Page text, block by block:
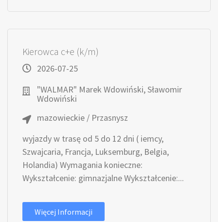
Kierowca c+e (k/m)
2026-07-25
"WALMAR" Marek Wdowiński, Sławomir
Wdowiński
mazowieckie / Przasnysz
wyjazdy w trasę od 5 do 12 dni ( iemcy,
Szwajcaria, Francja, Luksemburg, Belgia,
Holandia) Wymagania konieczne:
Wykształcenie: gimnazjalne Wykształcenie:...
Więcej Informacji